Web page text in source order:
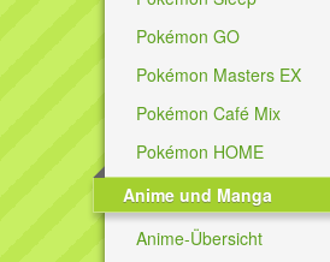
Pokémon GO
Pokémon Masters EX
Pokémon Café Mix
Pokémon HOME
Anime und Manga
Anime-Übersicht